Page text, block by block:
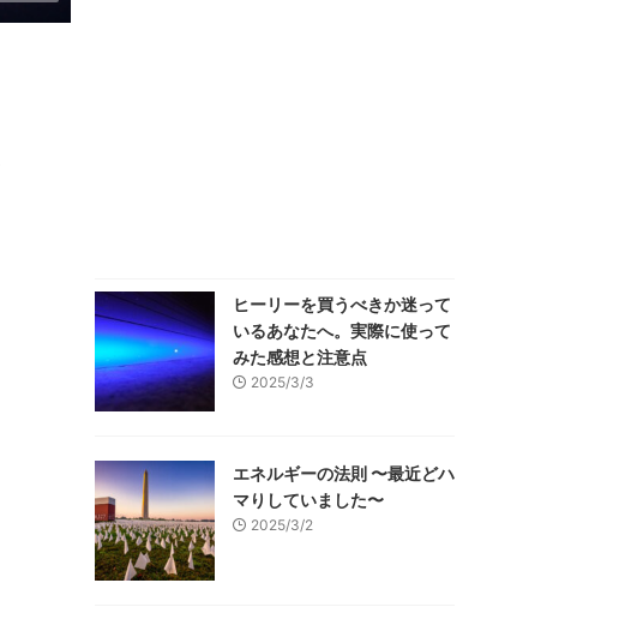
ヒーリーを買うべきか迷って
いるあなたへ。実際に使って
みた感想と注意点
2025/3/3
エネルギーの法則 〜最近どハ
マりしていました〜
2025/3/2